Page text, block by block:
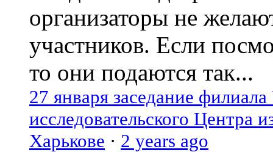
организаторы не
участников. Если
то они подаются так...
27 января заседание
исследовательского Центра
Харькове · 2 years ago